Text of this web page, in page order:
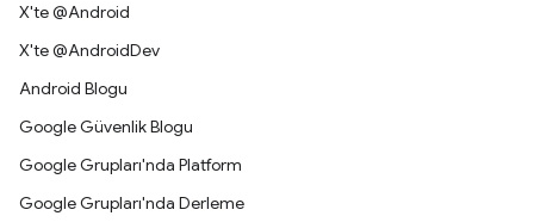
X'te @Android
X'te @AndroidDev
Android Blogu
Google Güvenlik Blogu
Google Grupları'nda Platform
Google Grupları'nda Derleme